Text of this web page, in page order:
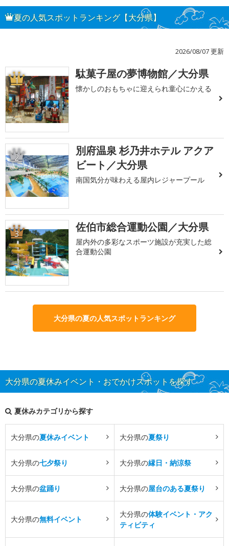
夏の人気スポットランキング【大分県】
2026/08/07 更新
1 駄菓子屋の夢博物館／大分県
懐かしのおもちゃに迎えられ童心にかえる
2
別府温泉 杉乃井ホテル アクア
ビート／大分県
南国気分が味わえる屋内レジャープール
3 佐伯市総合運動公園／大分県
屋内外の多彩なスポーツ施設が充実した総
合運動公園
大分県の夏の人気スポットランキング
大分県の夏休みイベント・おでかけスポットを探す
夏休みカテゴリから探す
大分県の夏休みイベント 大分県の夏祭り
大分県の七夕祭り 大分県の縁日・納涼祭
大分県の盆踊り 大分県の屋台のある夏祭り
大分県の無料イベント
大分県の体験イベント・アク
ティビティ